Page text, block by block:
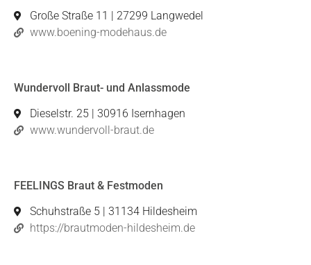
Große Straße 11 | 27299 Langwedel
www.boening-modehaus.de
Wundervoll Braut- und Anlassmode
Dieselstr. 25 | 30916 Isernhagen
www.wundervoll-braut.de
FEELINGS Braut & Festmoden
Schuhstraße 5 | 31134 Hildesheim
https://brautmoden-hildesheim.de